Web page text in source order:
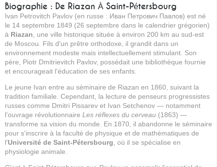
Biographie : De Riazan À Saint-Pétersbourg
Ivan Petrovitch Pavlov (en russe : Иван Петрович Павлов) est né
le 14 septembre 1849 (26 septembre dans le calendrier grégorien)
à Riazan, une ville historique située à environ 200 km au sud-est
de Moscou. Fils d'un prêtre orthodoxe, il grandit dans un
environnement modeste mais intellectuellement stimulant. Son
père, Piotr Dmitrievitch Pavlov, possédait une bibliothèque fournie
et encourageait l'éducation de ses enfants.
Le jeune Ivan entre au séminaire de Riazan en 1860, suivant la
tradition familiale. Cependant, la lecture de penseurs progressistes
russes comme Dmitri Pissarev et Ivan Setchenov — notamment
l'ouvrage révolutionnaire Les réflexes du cerveau (1863) —
transforme sa vision du monde. En 1870, il abandonne le séminaire
pour s'inscrire à la faculté de physique et de mathématiques de
l'Université de Saint-Pétersbourg, où il se spécialise en
physiologie animale.